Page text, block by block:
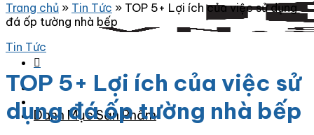
Danh Mục Sản Phẩm
Trang chủ » Tin Tức » TOP 5+ Lợi ích của việc sử dụng
đá ốp tường nhà bếp
Tin Tức
TOP 5+ Lợi ích của việc sử
dụng đá ốp tường nhà bếp